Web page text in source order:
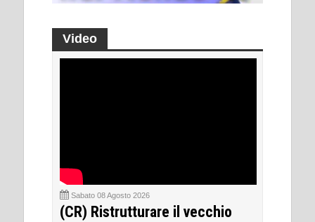
Video
Sabato 08 Agosto 2026
(CR) Ristrutturare il vecchio